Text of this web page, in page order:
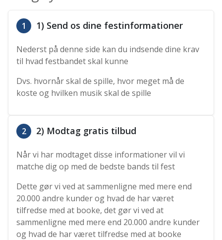
1 1) Send os dine festinformationer
Nederst på denne side kan du indsende dine krav
til hvad festbandet skal kunne
Dvs. hvornår skal de spille, hvor meget må de
koste og hvilken musik skal de spille
2 2) Modtag gratis tilbud
Når vi har modtaget disse informationer vil vi
matche dig op med de bedste bands til fest
Dette gør vi ved at sammenligne med mere end
20.000 andre kunder og hvad de har været
tilfredse med at booke, det gør vi ved at
sammenligne med mere end 20.000 andre kunder
og hvad de har været tilfredse med at booke